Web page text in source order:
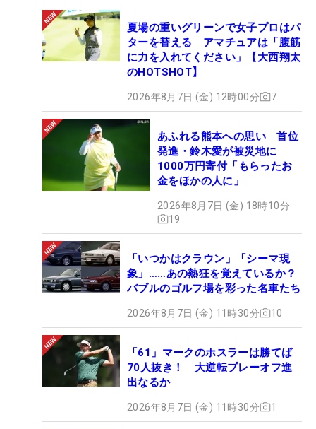
夏場の重いグリーンで女子プロはパ
ターを替える アマチュアは「腹筋
に力を入れてください」【大西翔太
のHOTSHOT】
2026年8月7日 (金) 12時00分 7
あふれる熊本への思い 首位
発進・鈴木愛が被災地に
1000万円寄付「もらったお
金をほかの人に」
2026年8月7日 (金) 18時10分
19
「いつかはクラウン」「シーマ現
象」……あの熱狂を覚えているか？
バブルのゴルフ場を彩った名車たち
2026年8月7日 (金) 11時30分 10
「61」マークのホスラーは勝てば
70人抜き！ 大逆転プレーオフ進
出なるか
2026年8月7日 (金) 11時30分 1